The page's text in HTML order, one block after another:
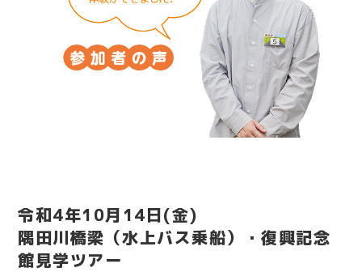
令和4年10月14日(金)
隅田川橋梁（水上バス乗船）・復興記念
館見学ツアー